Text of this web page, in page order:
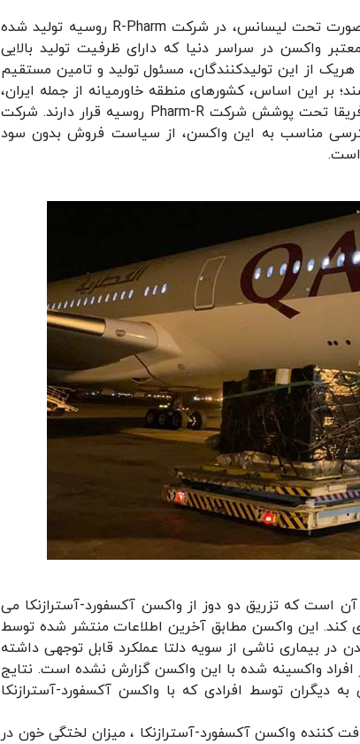
واکسن آکسفورد-آسترازنکا تامین شده، با نام تجاری R-Covi بصورت تحت لیسانس، در شرکت R-Pharm روسیه تولید شده
طبق توافق با بیش از10 تولیدکننده معتبر واکسن در سراسر دنیا که دارای ظرفیت تولید بالایی
از این تولیدکنندگان، مسئول تولید و تامین مستقیم
بر این اساس، کشورهای منطقه خاورمیانه از جمله ایران،
بخشی از آسیای میانه، بخشی از شرق اروپا، روسیه و شمال آفریقا تحت پوشش شرکت Pharm-R روسیه قرار دارند. شرکت
دسترسی مناسب به این واکسن، از سیاست فروش بدون سود
است که تزریق دو دوز از واکسن آکسفورد-آسترازنکا می
19 دارای علامت، پیشگیری کند. این واکسن مطابق آخرین اطلاعات منتشر شده توسط
از بیمارستانی شدن در بیماری ناشی از سویه دلتا عملکرد قابل توجهی داشته
تاکنون هیچگونه مرگ ناشی از کووید-19 نیز در افراد واکسینه شده با این واکسن گزارش نشده است. نتایج
دیگران توسط افرادی که با واکسن آکسفورد-آسترازنکا
اطلاعات بیش از 1 میلیون فرد دریافت کننده واکسن آکسفورد-آسترازنکا ، میزان لختگی خون در